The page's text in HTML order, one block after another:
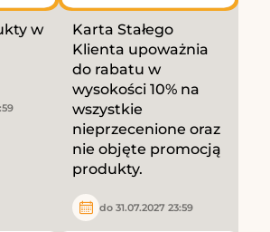
w
Karta Stałego
Klienta upoważnia
do rabatu w
wysokości 10% na
wszystkie
nieprzecenione oraz
nie objęte promocją
produkty.
do 31.07.2027 23:59